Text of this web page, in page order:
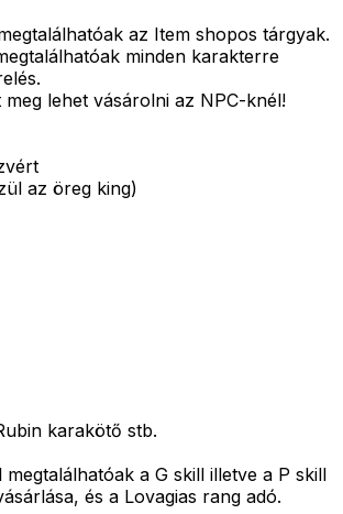
az Item shopos tárgyak.
minden karakterre
lehet vásárolni az NPC-knél!
az öreg king)
karakötő stb.
a G skill illetve a P skill
és a Lovagias rang adó.